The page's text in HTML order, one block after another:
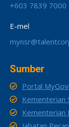
+603 7839 7000
E-mel
Sumber
Portal
Kementerian
Kementerian